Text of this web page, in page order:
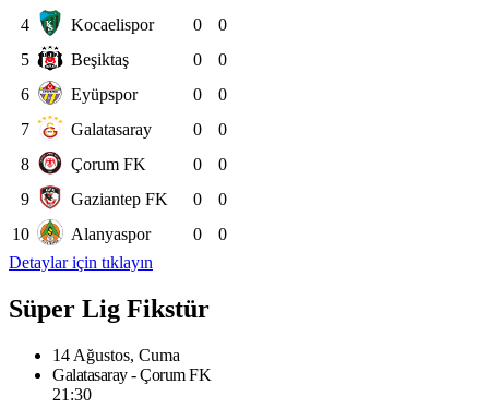
4
Kocaelispor 0
0
5
Beşiktaş 0
0
6
Eyüpspor 0
0
7
Galatasaray 0
0
8
Çorum FK 0
0
9
Gaziantep FK 0
0
10
Alanyaspor 0
0
Detaylar için tıklayın
Süper Lig Fikstür
14 Ağustos, Cuma
Galatasaray - Çorum FK
21:30